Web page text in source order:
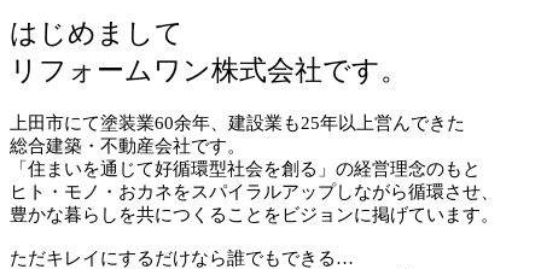
はじめまして
リフォームワン株式会社です。
上田市にて塗装業60余年、建設業も25年以上営んできた
総合建築・不動産会社です。
「住まいを通じて好循環型社会を創る」の経営理念のもと
ヒト・モノ・おカネをスパイラルアップしながら循環させ、
豊かな暮らしを共につくることをビジョンに掲げています。
ただキレイにするだけなら誰でもできる…